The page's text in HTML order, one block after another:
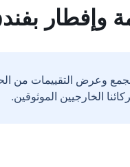
وإفطار
وعرض التقييمات من